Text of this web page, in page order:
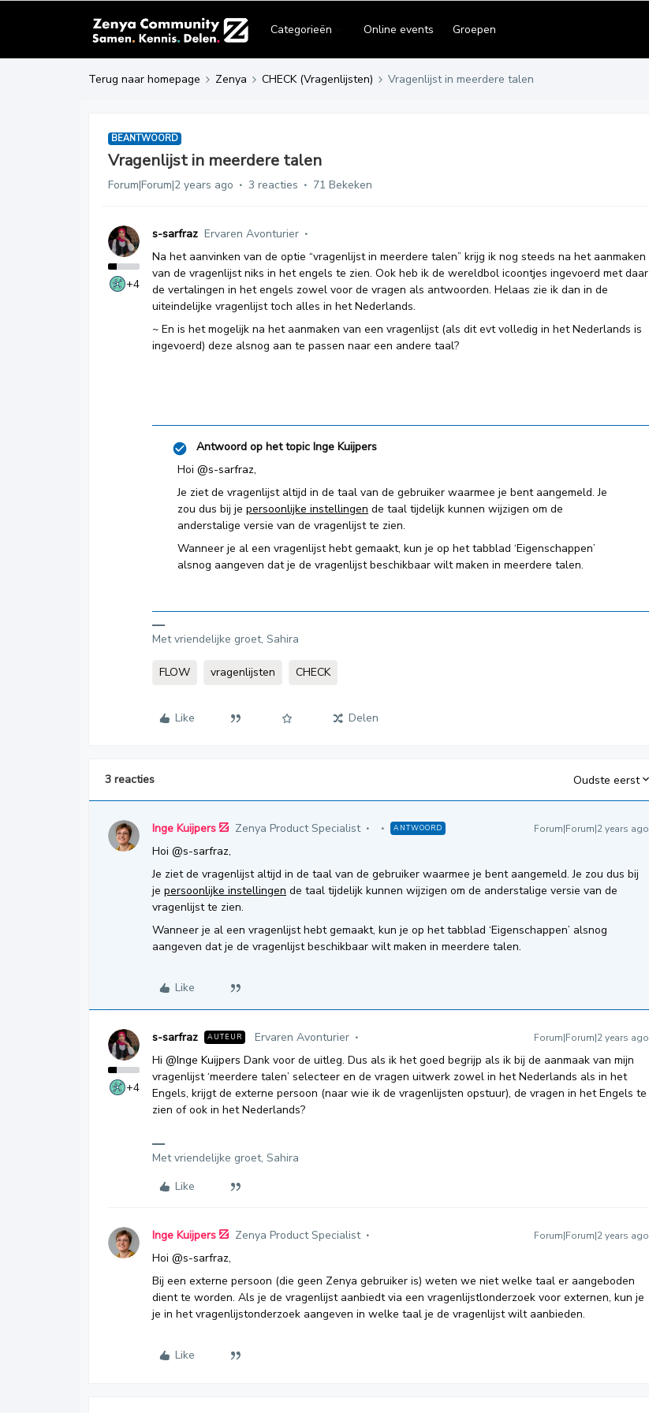
Categorieën Online events Groepen
Terug naar homepage Zenya CHECK (Vragenlijsten) Vragenlijst in meerdere talen
BEANTWOORD
Vragenlijst in meerdere talen
Forum|Forum|2 years ago 3 reacties 71 Bekeken
+4
s-sarfraz Ervaren Avonturier
Na het aanvinken van de optie “vragenlijst in meerdere talen” krijg ik nog steeds na het aanmaken
van de vragenlijst niks in het engels te zien. Ook heb ik de wereldbol icoontjes ingevoerd met daar
de vertalingen in het engels zowel voor de vragen als antwoorden. Helaas zie ik dan in de
uiteindelijke vragenlijst toch alles in het Nederlands.
~ En is het mogelijk na het aanmaken van een vragenlijst (als dit evt volledig in het Nederlands is
ingevoerd) deze alsnog aan te passen naar een andere taal?
Antwoord op het topic Inge Kuijpers
Hoi @s-sarfraz,
Je ziet de vragenlijst altijd in de taal van de gebruiker waarmee je bent aangemeld. Je
zou dus bij je persoonlijke instellingen de taal tijdelijk kunnen wijzigen om de
anderstalige versie van de vragenlijst te zien.
Wanneer je al een vragenlijst hebt gemaakt, kun je op het tabblad ‘Eigenschappen’
alsnog aangeven dat je de vragenlijst beschikbaar wilt maken in meerdere talen.
Met vriendelijke groet, Sahira
FLOW vragenlijsten CHECK
Like Delen
3 reacties Oudste eerst
Inge Kuijpers Zenya Product Specialist ANTWOORD Forum|Forum|2 years ago
Hoi @s-sarfraz,
Je ziet de vragenlijst altijd in de taal van de gebruiker waarmee je bent aangemeld. Je zou dus bij
je persoonlijke instellingen de taal tijdelijk kunnen wijzigen om de anderstalige versie van de
vragenlijst te zien.
Wanneer je al een vragenlijst hebt gemaakt, kun je op het tabblad ‘Eigenschappen’ alsnog
aangeven dat je de vragenlijst beschikbaar wilt maken in meerdere talen.
Like
+4
s-sarfraz AUTEUR Ervaren Avonturier Forum|Forum|2 years ago
Hi @Inge Kuijpers Dank voor de uitleg. Dus als ik het goed begrijp als ik bij de aanmaak van mijn
vragenlijst ‘meerdere talen’ selecteer en de vragen uitwerk zowel in het Nederlands als in het
Engels, krijgt de externe persoon (naar wie ik de vragenlijsten opstuur), de vragen in het Engels te
zien of ook in het Nederlands?
Met vriendelijke groet, Sahira
Like
Inge Kuijpers Zenya Product Specialist Forum|Forum|2 years ago
Hoi @s-sarfraz,
Bij een externe persoon (die geen Zenya gebruiker is) weten we niet welke taal er aangeboden
dient te worden. Als je de vragenlijst aanbiedt via een vragenlijstlonderzoek voor externen, kun je
je in het vragenlijstonderzoek aangeven in welke taal je de vragenlijst wilt aanbieden.
Like